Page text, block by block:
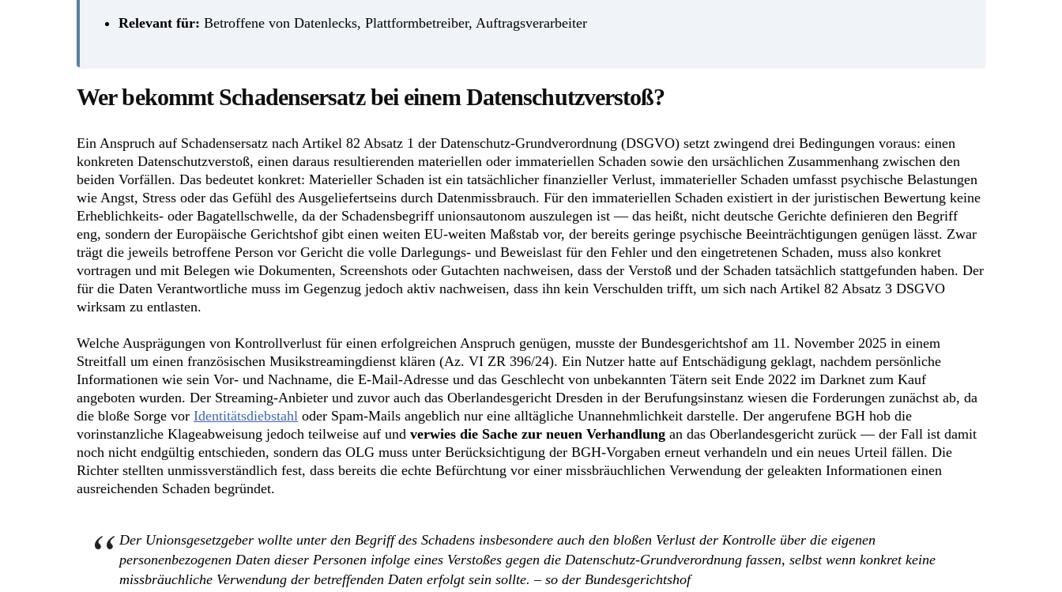
Relevant für: Betroffene von Datenlecks, Plattformbetreiber, Auftragsverarbeiter
Wer bekommt Schadensersatz bei einem Datenschutzverstoß?
Ein Anspruch auf Schadensersatz nach Artikel 82 Absatz 1 der Datenschutz-Grundverordnung (DSGVO) setzt zwingend drei Bedingungen voraus: einen
konkreten Datenschutzverstoß, einen daraus resultierenden materiellen oder immateriellen Schaden sowie den ursächlichen Zusammenhang zwischen den
beiden Vorfällen. Das bedeutet konkret: Materieller Schaden ist ein tatsächlicher finanzieller Verlust, immaterieller Schaden umfasst psychische Belastungen
wie Angst, Stress oder das Gefühl des Ausgeliefertseins durch Datenmissbrauch. Für den immateriellen Schaden existiert in der juristischen Bewertung keine
Erheblichkeits- oder Bagatellschwelle, da der Schadensbegriff unionsautonom auszulegen ist — das heißt, nicht deutsche Gerichte definieren den Begriff
eng, sondern der Europäische Gerichtshof gibt einen weiten EU-weiten Maßstab vor, der bereits geringe psychische Beeinträchtigungen genügen lässt. Zwar
trägt die jeweils betroffene Person vor Gericht die volle Darlegungs- und Beweislast für den Fehler und den eingetretenen Schaden, muss also konkret
vortragen und mit Belegen wie Dokumenten, Screenshots oder Gutachten nachweisen, dass der Verstoß und der Schaden tatsächlich stattgefunden haben. Der
für die Daten Verantwortliche muss im Gegenzug jedoch aktiv nachweisen, dass ihn kein Verschulden trifft, um sich nach Artikel 82 Absatz 3 DSGVO
wirksam zu entlasten.
Welche Ausprägungen von Kontrollverlust für einen erfolgreichen Anspruch genügen, musste der Bundesgerichtshof am 11. November 2025 in einem
Streitfall um einen französischen Musikstreamingdienst klären (Az. VI ZR 396/24). Ein Nutzer hatte auf Entschädigung geklagt, nachdem persönliche
Informationen wie sein Vor- und Nachname, die E-Mail-Adresse und das Geschlecht von unbekannten Tätern seit Ende 2022 im Darknet zum Kauf
angeboten wurden. Der Streaming-Anbieter und zuvor auch das Oberlandesgericht Dresden in der Berufungsinstanz wiesen die Forderungen zunächst ab, da
die bloße Sorge vor Identitätsdiebstahl oder Spam-Mails angeblich nur eine alltägliche Unannehmlichkeit darstelle. Der angerufene BGH hob die
vorinstanzliche Klageabweisung jedoch teilweise auf und verwies die Sache zur neuen Verhandlung an das Oberlandesgericht zurück — der Fall ist damit
noch nicht endgültig entschieden, sondern das OLG muss unter Berücksichtigung der BGH-Vorgaben erneut verhandeln und ein neues Urteil fällen. Die
Richter stellten unmissverständlich fest, dass bereits die echte Befürchtung vor einer missbräuchlichen Verwendung der geleakten Informationen einen
ausreichenden Schaden begründet.
Der Unionsgesetzgeber wollte unter den Begriff des Schadens insbesondere auch den bloßen Verlust der Kontrolle über die eigenen
personenbezogenen Daten dieser Personen infolge eines Verstoßes gegen die Datenschutz-Grundverordnung fassen, selbst wenn konkret keine
missbräuchliche Verwendung der betreffenden Daten erfolgt sein sollte. – so der Bundesgerichtshof